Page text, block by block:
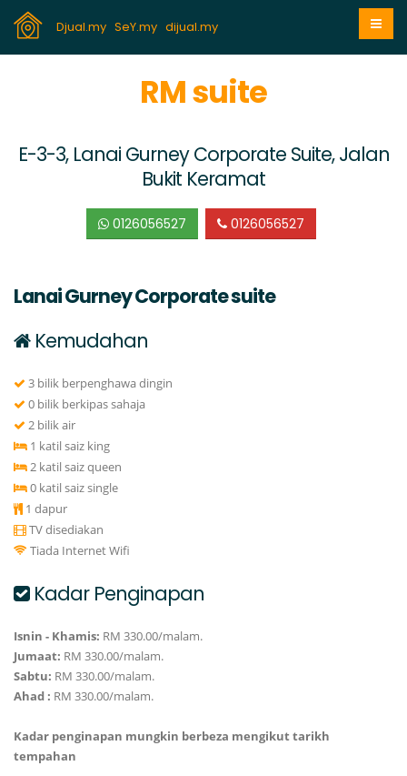
Djual.my SeY.my dijual.my
RM suite
E-3-3, Lanai Gurney Corporate Suite, Jalan
Bukit Keramat
0126056527 0126056527
Lanai Gurney Corporate suite
Kemudahan
3 bilik berpenghawa dingin
0 bilik berkipas sahaja
2 bilik air
1 katil saiz king
2 katil saiz queen
0 katil saiz single
1 dapur
TV disediakan
Tiada Internet Wifi
Kadar Penginapan
Isnin - Khamis: RM 330.00/malam.
Jumaat: RM 330.00/malam.
Sabtu: RM 330.00/malam.
Ahad : RM 330.00/malam.
Kadar penginapan mungkin berbeza mengikut tarikh
tempahan